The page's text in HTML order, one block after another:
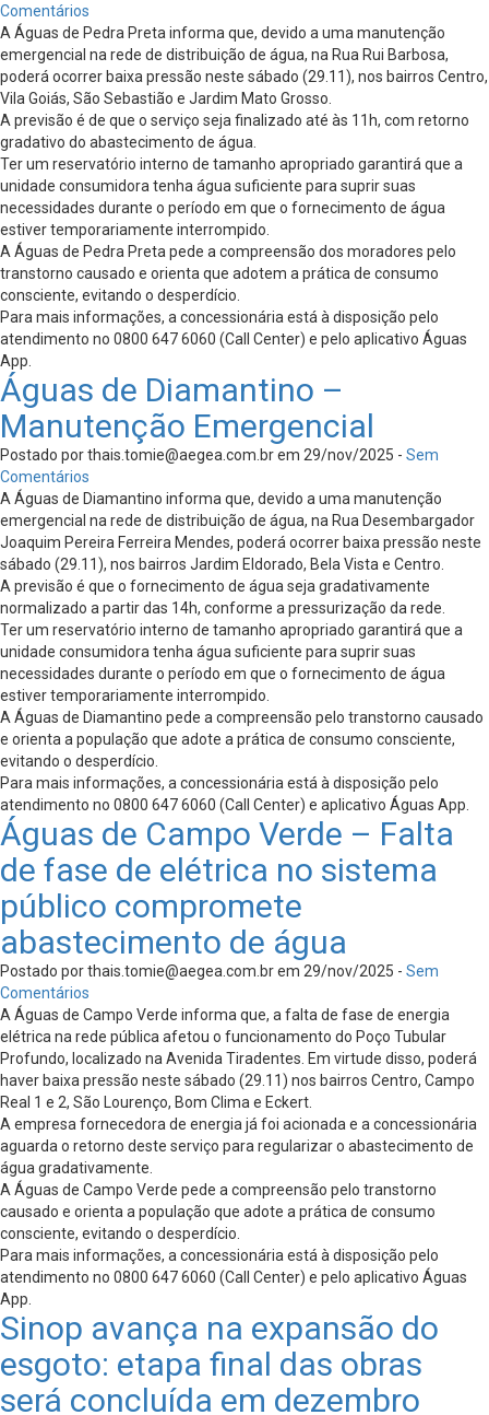
Comentários
A Águas de Pedra Preta informa que, devido a uma manutenção
emergencial na rede de distribuição de água, na Rua Rui Barbosa,
poderá ocorrer baixa pressão neste sábado (29.11), nos bairros Centro,
Vila Goiás, São Sebastião e Jardim Mato Grosso.
A previsão é de que o serviço seja finalizado até às 11h, com retorno
gradativo do abastecimento de água.
Ter um reservatório interno de tamanho apropriado garantirá que a
unidade consumidora tenha água suficiente para suprir suas
necessidades durante o período em que o fornecimento de água
estiver temporariamente interrompido.
A Águas de Pedra Preta pede a compreensão dos moradores pelo
transtorno causado e orienta que adotem a prática de consumo
consciente, evitando o desperdício.
Para mais informações, a concessionária está à disposição pelo
atendimento no 0800 647 6060 (Call Center) e pelo aplicativo Águas
App.
Águas de Diamantino –
Manutenção Emergencial
Postado porthais.tomie@aegea.com.brem 29/nov/2025 - Sem
Comentários
A Águas de Diamantino informa que, devido a uma manutenção
emergencial na rede de distribuição de água, na Rua Desembargador
Joaquim Pereira Ferreira Mendes, poderá ocorrer baixa pressão neste
sábado (29.11), nos bairros Jardim Eldorado, Bela Vista e Centro.
A previsão é que o fornecimento de água seja gradativamente
normalizado a partir das 14h, conforme a pressurização da rede.
Ter um reservatório interno de tamanho apropriado garantirá que a
unidade consumidora tenha água suficiente para suprir suas
necessidades durante o período em que o fornecimento de água
estiver temporariamente interrompido.
A Águas de Diamantino pede a compreensão pelo transtorno causado
e orienta a população que adote a prática de consumo consciente,
evitando o desperdício.
Para mais informações, a concessionária está à disposição pelo
atendimento no 0800 647 6060 (Call Center) e aplicativo Águas App.
Águas de Campo Verde – Falta
de fase de elétrica no sistema
público compromete
abastecimento de água
Postado porthais.tomie@aegea.com.brem 29/nov/2025 - Sem
Comentários
A Águas de Campo Verde informa que, a falta de fase de energia
elétrica na rede pública afetou o funcionamento do Poço Tubular
Profundo, localizado na Avenida Tiradentes. Em virtude disso, poderá
haver baixa pressão neste sábado (29.11) nos bairros Centro, Campo
Real 1 e 2, São Lourenço, Bom Clima e Eckert.
A empresa fornecedora de energia já foi acionada e a concessionária
aguarda o retorno deste serviço para regularizar o abastecimento de
água gradativamente.
A Águas de Campo Verde pede a compreensão pelo transtorno
causado e orienta a população que adote a prática de consumo
consciente, evitando o desperdício.
Para mais informações, a concessionária está à disposição pelo
atendimento no 0800 647 6060 (Call Center) e pelo aplicativo Águas
App.
Sinop avança na expansão do
esgoto: etapa final das obras
será concluída em dezembro